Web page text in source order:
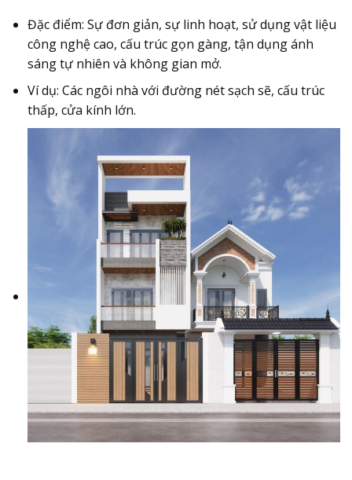
Đặc điểm: Sự đơn giản, sự linh hoạt, sử dụng vật liệu
công nghệ cao, cấu trúc gọn gàng, tận dụng ánh
sáng tự nhiên và không gian mở.
Ví dụ: Các ngôi nhà với đường nét sạch sẽ, cấu trúc
thấp, cửa kính lớn.